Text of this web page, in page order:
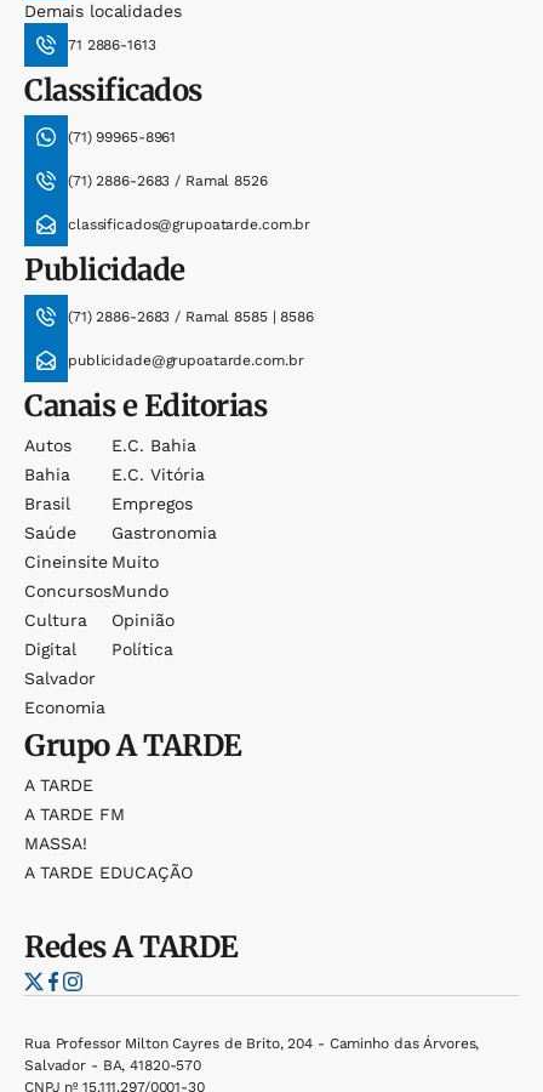
Demais localidades
71 2886-1613
Classificados
(71) 99965-8961
(71) 2886-2683 / Ramal 8526
classificados@grupoatarde.com.br
Publicidade
(71) 2886-2683 / Ramal 8585 | 8586
publicidade@grupoatarde.com.br
Canais e Editorias
Autos
Bahia
Brasil
Saúde
Cineinsite
Concursos
Cultura
Digital
Salvador
Economia
E.c. Bahia
E.c. Vitória
Empregos
Gastronomia
Muito
Mundo
Opinião
Política
GrupoA TARDE
A TARDE
A TARDE FM
MASSA!
A TARDE EDUCAÇÃO
RedesA TARDE
Rua Professor Milton Cayres de Brito, 204 - Caminho das Árvores,
Salvador - BA, 41820-570
CNPJ nº 15.111.297/0001-30